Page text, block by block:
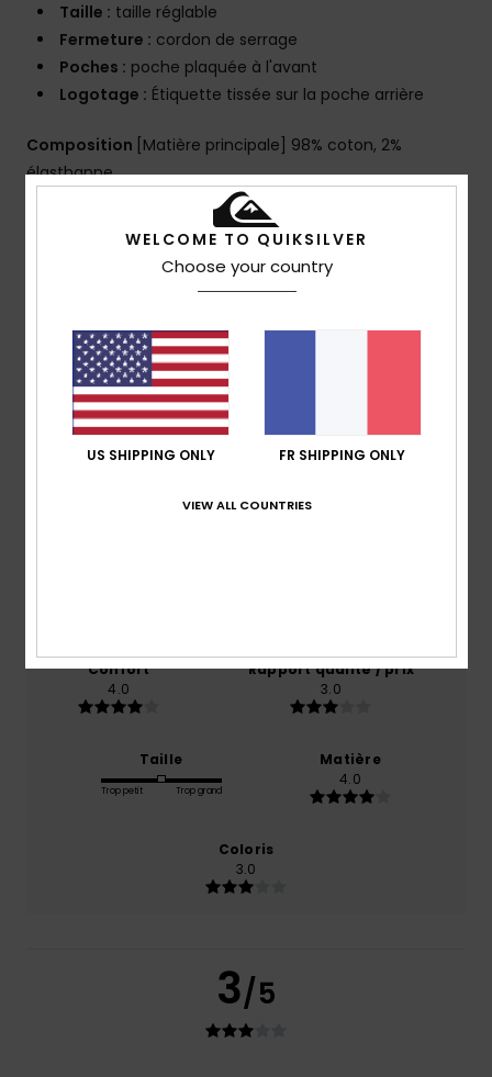
Taille : taille réglable
Fermeture : cordon de serrage
Poches : poche plaquée à l'avant
Logotage : Étiquette tissée sur la poche arrière
Composition [Matière principale] 98% coton, 2%
élasthanne
Traçabilité du produit (Loi Agec)
Livraison & Retours
Avis clients
Note moyenne
3.0
Confort
4.0
Rapport qualité / prix
3.0
Taille
Trop petit Trop grand
Matière
4.0
Coloris
3.0
3/5
WELCOME TO QUIKSILVER
Choose your country
US SHIPPING ONLY FR SHIPPING ONLY
VIEW ALL COUNTRIES